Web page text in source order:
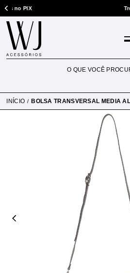
PIX Troca
INÍCIO BOLSA TRANSVERSAL MEDIA